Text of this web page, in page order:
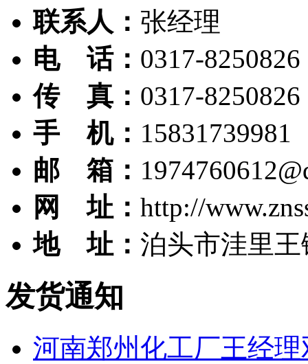
联系人： 张经理
电 话： 0317-8250826
传 真： 0317-8250826
手 机： 15831739981
邮 箱：
网 址： http://
地 址： 泊头市洼里
发货通知
河南郑州化工厂王经